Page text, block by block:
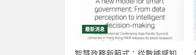
最新消息